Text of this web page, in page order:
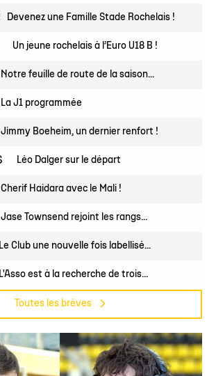
Devenez une Famille Stade Rochelais !
Un jeune rochelais à l’Euro U18 B !
Notre feuille de route de la saison...
La J1 programmée
Jimmy Boeheim, un dernier renfort !
Léo Dalger sur le départ
Cherif Haidara avec le Mali !
Jase Townsend rejoint les rangs...
Le Club une nouvelle fois labellisé...
L'Asso est à la recherche de trois...
Toutes les brèves